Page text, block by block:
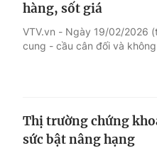
hàng, sốt giá
VTV.vn - Ngày 19/02/2026
cung - cầu cân đối và
Thị trường chứng
sức bật nâng hạng